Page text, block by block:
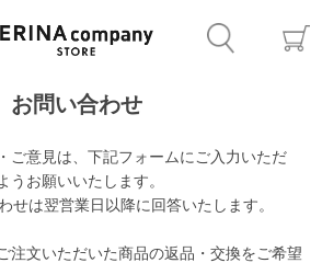
お問い合わせ
ご意見は、下記フォームにご入力いただ
うお願いいたします。
せは翌営業日以降に回答いたします。
注文いただいた商品の返品・交換をご希望